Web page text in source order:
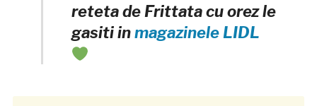
reteta de Frittata cu orez le
gasiti inmagazinele LIDL